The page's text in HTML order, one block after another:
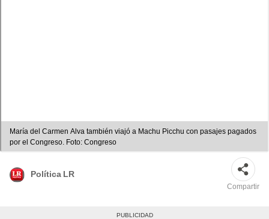
María del Carmen Alva también viajó a Machu Picchu con pasajes pagados
por el Congreso. Foto: Congreso
Política LR
Compartir